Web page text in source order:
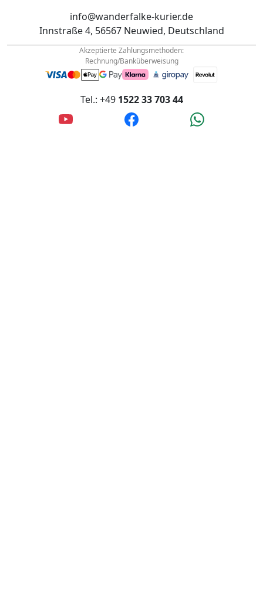
info@wanderfalke-kurier.de
Innstraße 4, 56567 Neuwied, Deutschland
Akzeptierte Zahlungsmethoden:
Rechnung/Banküberweisung
1522 33 703 44